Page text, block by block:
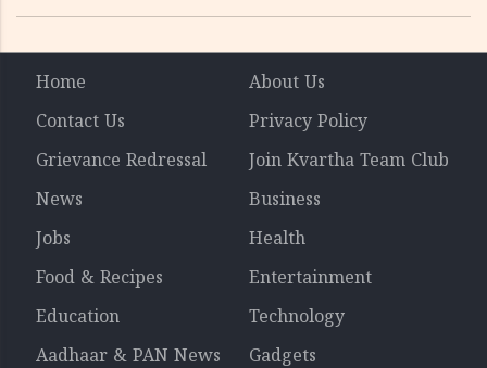
Home
About Us
Contact Us
Privacy Policy
Grievance Redressal
Join Kvartha Team Club
News
Business
Jobs
Health
Food & Recipes
Entertainment
Education
Technology
Aadhaar & PAN News
Gadgets